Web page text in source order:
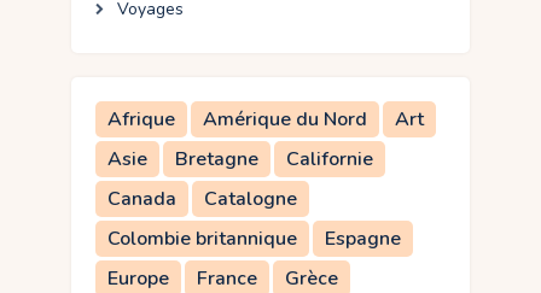
Voyages
Afrique Amérique du Nord
Art
Asie
Bretagne
Californie
Canada
Catalogne
Colombie britannique
Espagne
Europe
France
Grèce